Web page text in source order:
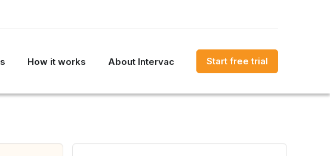
How it works About Intervac Start free trial